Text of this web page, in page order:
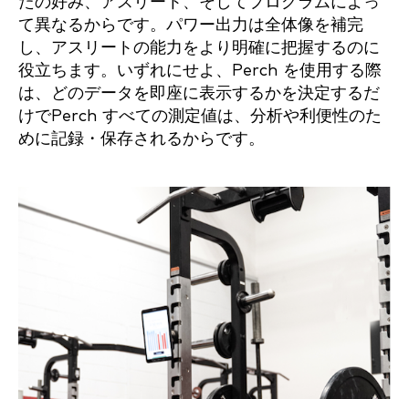
て異なるからです。パワー出力は全体像を補完
し、アスリートの能力をより明確に把握するのに
役立ちます。いずれにせよ、Perch を使用する際
は、どのデータを即座に表示するかを決定するだ
けでPerch すべての測定値は、分析や利便性のた
めに記録・保存されるからです。